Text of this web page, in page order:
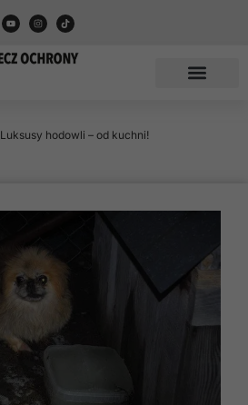
Luksusy hodowli – od kuchni!